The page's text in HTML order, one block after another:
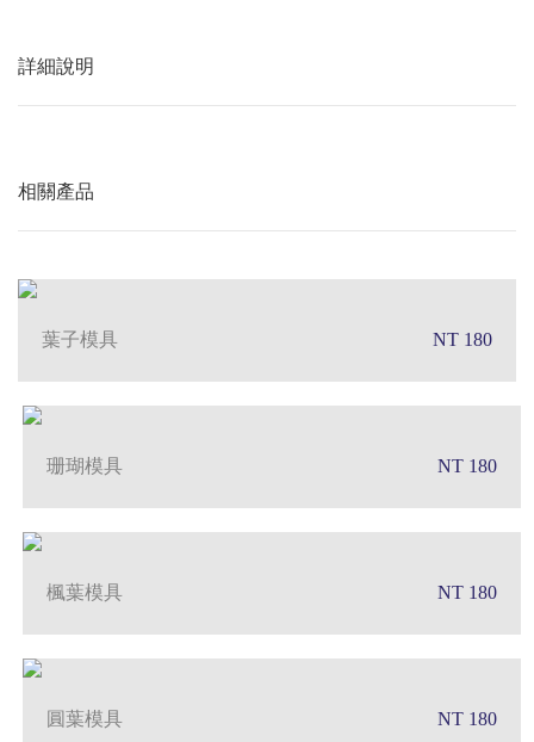
詳細說明
相關產品
葉子模具 NT 180
珊瑚模具 NT 180
楓葉模具 NT 180
圓葉模具 NT 180